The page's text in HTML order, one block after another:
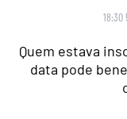
18:30
Quem estava
data pode